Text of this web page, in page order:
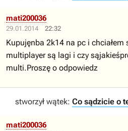
29.01.2014 22:32
mati200036
Kupujęnba 2k14 na pc i
multiplayer są lagi i czy
multi.Proszę o odpowiedz
stworzył wątek: Co sądzicie o
mati200036